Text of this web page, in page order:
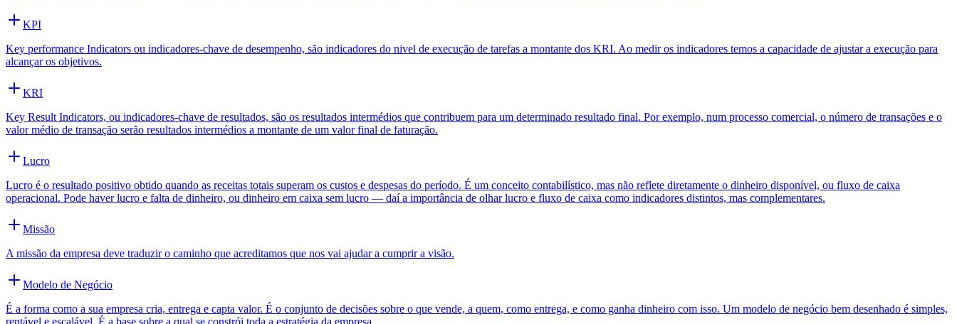
KPI
Key performance Indicators ou indicadores-chave de desempenho, são indicadores do nivel de execução de tarefas a montante dos KRI. Ao medir os indicadores temos a capacidade de ajustar a execução para
alcançar os objetivos.
KRI
Key Result Indicators, ou indicadores-chave de resultados, são os resultados intermédios que contribuem para um determinado resultado final. Por exemplo, num processo comercial, o número de transações e o
valor médio de transação serão resultados intermédios a montante de um valor final de faturação.
Lucro
Lucro é o resultado positivo obtido quando as receitas totais superam os custos e despesas do período. É um conceito contabilístico, mas não reflete diretamente o dinheiro disponível, ou fluxo de caixa
operacional. Pode haver lucro e falta de dinheiro, ou dinheiro em caixa sem lucro — daí a importância de olhar lucro e fluxo de caixa como indicadores distintos, mas complementares.
Missão
A missão da empresa deve traduzir o caminho que acreditamos que nos vai ajudar a cumprir a visão.
Modelo de Negócio
É a forma como a sua empresa cria, entrega e capta valor. É o conjunto de decisões sobre o que vende, a quem, como entrega, e como ganha dinheiro com isso. Um modelo de negócio bem desenhado é simples,
rentável e escalável. É a base sobre a qual se constrói toda a estratégia da empresa.